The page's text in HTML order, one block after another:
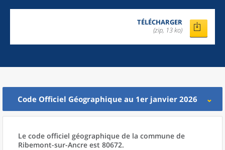
TÉLÉCHARGER
(zip, 13 ko)
Code Officiel Géographique au 1er janvier 2026
Le code officiel géographique de la commune de
Ribemont-sur-Ancre est 80672.